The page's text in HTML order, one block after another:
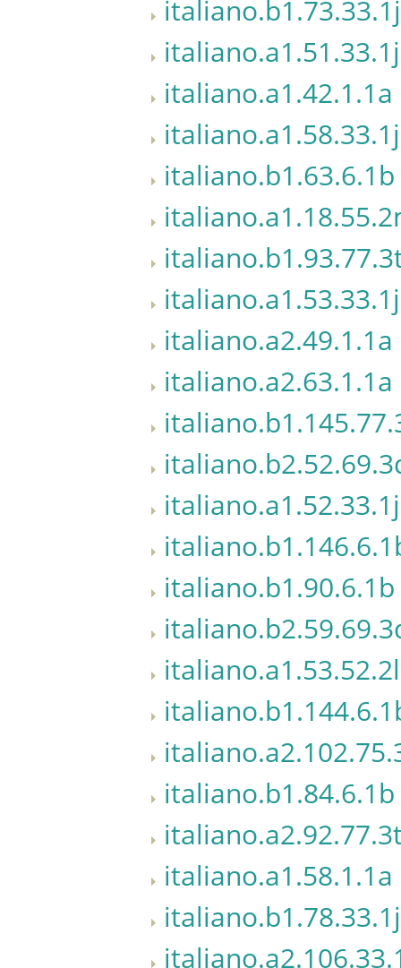
italiano.b1.73.33.1j
italiano.a1.51.33.1j
italiano.a1.42.1.1a
italiano.a1.58.33.1j
italiano.b1.63.6.1b
italiano.a1.53.33.1j
italiano.a2.49.1.1a
italiano.a2.63.1.1a
italiano.a1.52.33.1j
italiano.b1.90.6.1b
italiano.a1.53.52.2l
italiano.b1.84.6.1b
italiano.a1.58.1.1a
italiano.b1.78.33.1j